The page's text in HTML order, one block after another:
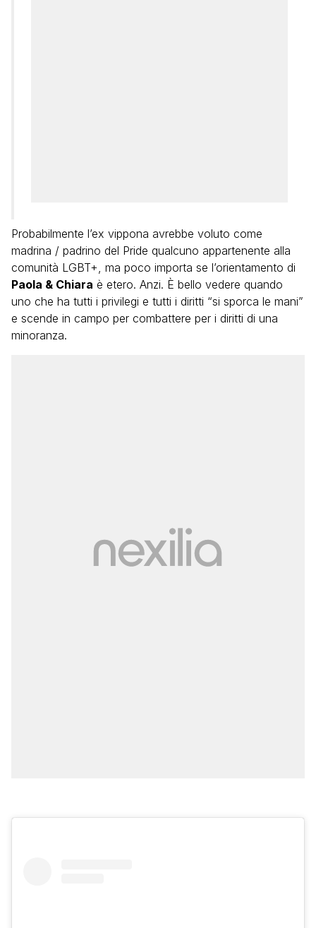
Probabilmente l’ex vippona avrebbe voluto come
madrina / padrino del Pride qualcuno appartenente alla
comunità LGBT+, ma poco importa se l’orientamento di
Paola & Chiara è etero. Anzi. È bello vedere quando
uno che ha tutti i privilegi e tutti i diritti “si sporca le mani”
e scende in campo per combattere per i diritti di una
minoranza.